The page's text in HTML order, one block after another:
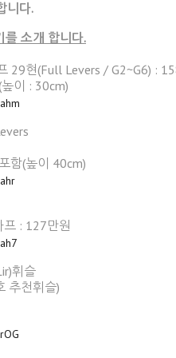
니다.
를 소개 합니다.
29현(Full Levers / G2~G6) :
이 : 30cm)
함(높이 40cm)
: 127만원
휘슬
추천휘슬)